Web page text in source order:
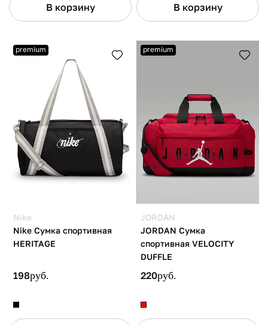
В корзину В корзину
premium
Nike
Nike Сумка спортивная
HERITAGE
198руб.
premium
JORDAN
JORDAN Сумка
спортивная VELOCITY
DUFFLE
220руб.